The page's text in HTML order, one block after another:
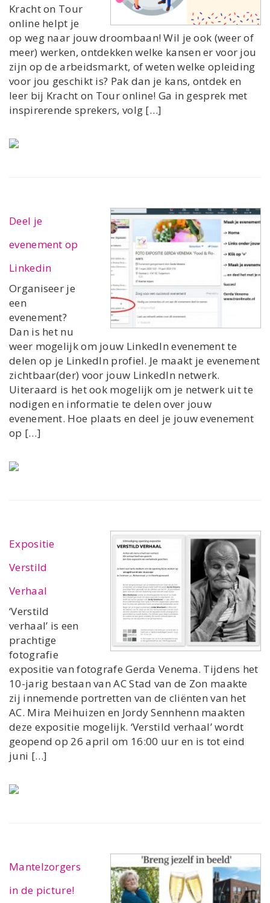
Kracht on Tour
online helpt je
op weg naar jouw droombaan! Wil je ook (weer of
meer) werken, ontdekken welke kansen er voor jou
zijn op de arbeidsmarkt, of weten welke opleiding
voor jou geschikt is? Pak dan je kans, ontdek en
leer bij Kracht on Tour online! Ga in gesprek met
inspirerende sprekers, volg […]
Deel je
evenement op
Linkedin
Organiseer je
een
evenement?
Dan is het nu
weer mogelijk om jouw LinkedIn evenement te
delen op je LinkedIn profiel. Je maakt je evenement
zichtbaar(der) voor jouw LinkedIn netwerk.
Uiteraard is het ook mogelijk om je netwerk uit te
nodigen en informatie te delen over jouw
evenement. Hoe plaats en deel je jouw evenement
op […]
Expositie
Verstild
Verhaal
‘Verstild
verhaal’ is een
prachtige
fotografie
expositie van fotografe Gerda Venema. Tijdens het
10-jarig bestaan van AC Stad van de Zon maakte
zij innemende portretten van de cliënten van het
AC. Mira Meihuizen en Jordy Sennhenn maakten
deze expositie mogelijk. ‘Verstild verhaal’ wordt
geopend op 26 april om 16:00 uur en is tot eind
juni […]
Mantelzorgers
in de picture!